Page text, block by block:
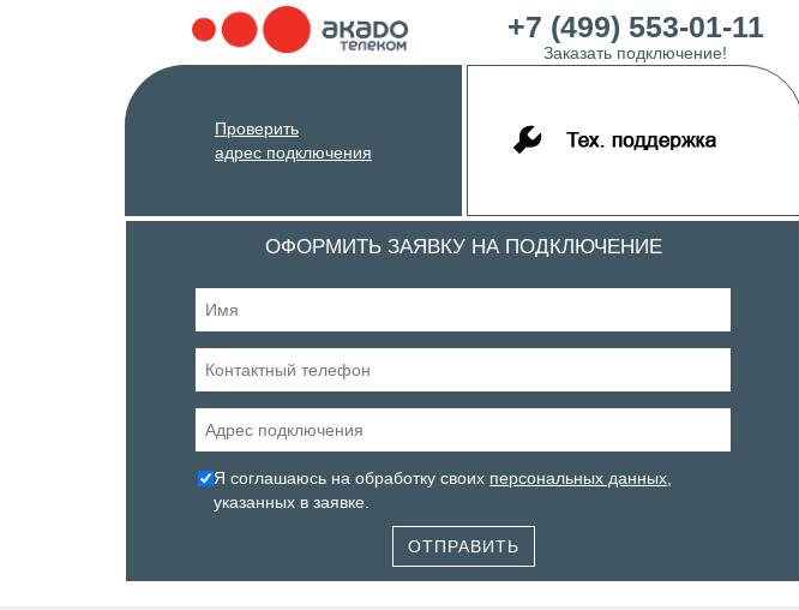
+7 (499) 553-01-11
Заказать подключение!
Проверить
адрес подключения
ОФОРМИТЬ ЗАЯВКУ НА ПОДКЛЮЧЕНИЕ
Я соглашаюсь на обработку своих персональных данных
указанных в заявке.
ОТПРАВИТЬ